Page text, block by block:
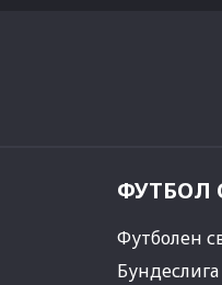
ФУТБОЛ
Футболен
Бундеслига